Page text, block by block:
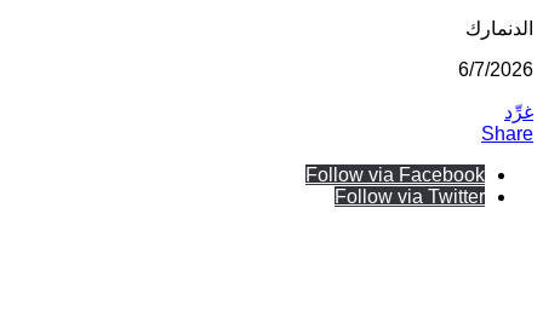
الدنمارك
6/7/2026
غرِّد
Share
Follow via Facebook
Follow via Twitter